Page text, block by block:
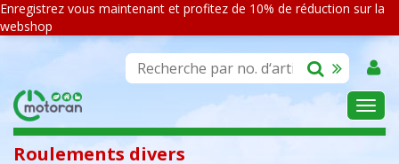
Enregistrez vous maintenant et profitez de 10% de réduction sur la
webshop
ASSORTIMENT
Roulements divers